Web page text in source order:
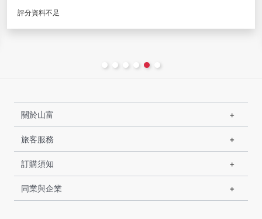
資料不足
關於山富
旅客服務
訂購須知
同業與企業